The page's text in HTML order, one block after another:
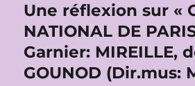
Une réflexion sur «
NATIONAL DE
Garnier: MIREILLE,
GOUNOD (Dir.mus: